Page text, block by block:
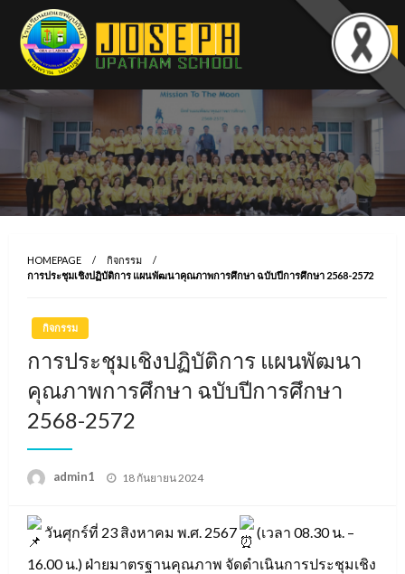
content
HOMEPAGE
กิจกรรม
การประชุมเชิงปฏิบัติการ แผนพัฒนาคุณภาพการศึกษา ฉบับปีการศึกษา 2568-2572
กิจกรรม
การประชุมเชิงปฏิบัติการ แผนพัฒนา
คุณภาพการศึกษา ฉบับปีการศึกษา
2568-2572
admin1
Posted
18 กันยายน 2024
วันศุกร์ที่ 23 สิงหาคม พ.ศ. 2567
(เวลา 08.30 น. –
16.00 น.) ฝ่ายมาตรฐานคุณภาพ จัดดำเนินการประชุมเชิง